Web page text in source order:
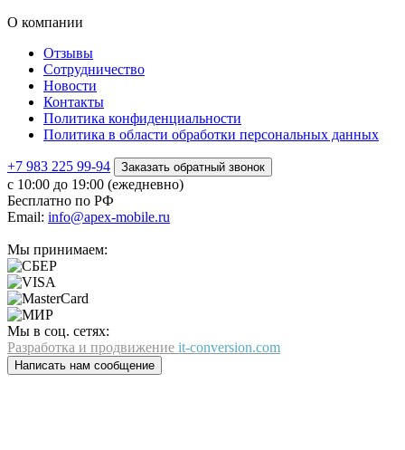
О компании
Отзывы
Сотрудничество
Новости
Контакты
Политика конфиденциальности
Политика в области обработки персональных данных
+7 983 225 99-94 Заказать обратный звонок
с 10:00 до 19:00 (ежедневно)
Бесплатно по РФ
Email: info@apex-mobile.ru
Мы принимаем:
Мы в соц. сетях:
Разработка и продвижение it-conversion.com
Написать нам сообщение